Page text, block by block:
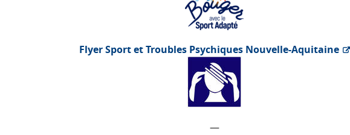
Flyer Sport et Troubles Psychiques Nouvelle-Aquitaine
—